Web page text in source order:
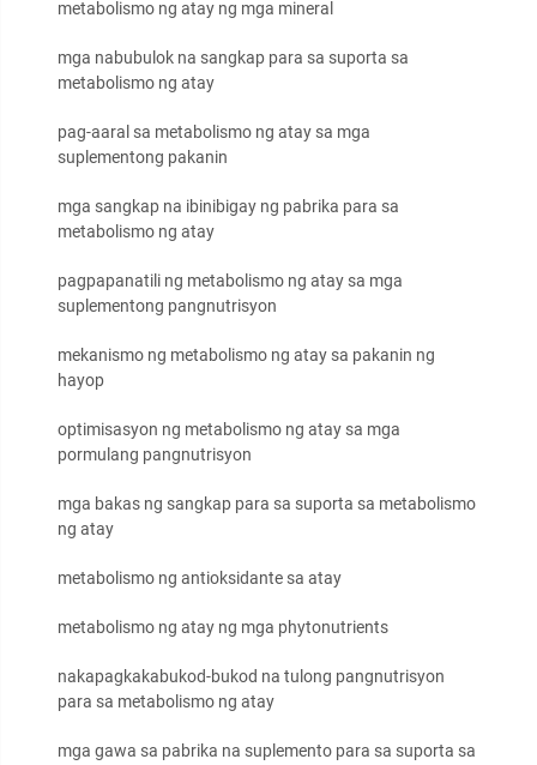
metabolismo ng atay ng mga mineral
mga nabubulok na sangkap para sa suporta sa
metabolismo ng atay
pag-aaral sa metabolismo ng atay sa mga
suplementong pakanin
mga sangkap na ibinibigay ng pabrika para sa
metabolismo ng atay
pagpapanatili ng metabolismo ng atay sa mga
suplementong pangnutrisyon
mekanismo ng metabolismo ng atay sa pakanin ng
hayop
optimisasyon ng metabolismo ng atay sa mga
pormulang pangnutrisyon
mga bakas ng sangkap para sa suporta sa metabolismo
ng atay
metabolismo ng antioksidante sa atay
metabolismo ng atay ng mga phytonutrients
nakapagkakabukod-bukod na tulong pangnutrisyon
para sa metabolismo ng atay
mga gawa sa pabrika na suplemento para sa suporta sa